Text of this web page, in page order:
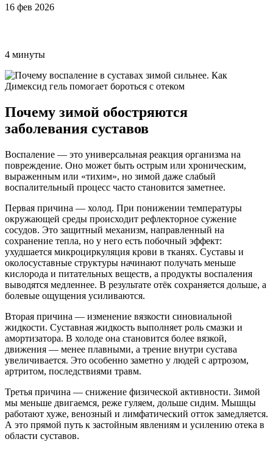
16 фев 2026
4 минуты
Почему зимой обостряются
заболевания суставов
Воспаление — это универсальная реакция организма на
повреждение. Оно может быть острым или хроническим,
выраженным или «тихим», но зимой даже слабый
воспалительный процесс часто становится заметнее.
Первая причина — холод. При понижении температуры
окружающей среды происходит рефлекторное сужение
сосудов. Это защитный механизм, направленный на
сохранение тепла, но у него есть побочный эффект:
ухудшается микроциркуляция крови в тканях. Суставы и
околосуставные структуры начинают получать меньше
кислорода и питательных веществ, а продукты воспаления
выводятся медленнее. В результате отёк сохраняется дольше, а
болевые ощущения усиливаются.
Вторая причина — изменение вязкости синовиальной
жидкости. Суставная жидкость выполняет роль смазки и
амортизатора. В холоде она становится более вязкой,
движения — менее плавными, а трение внутри сустава
увеличивается. Это особенно заметно у людей с артрозом,
артритом, последствиями травм.
Третья причина — снижение физической активности. Зимой
мы меньше двигаемся, реже гуляем, дольше сидим. Мышцы
работают хуже, венозный и лимфатический отток замедляется.
А это прямой путь к застойным явлениям и усилению отека в
области суставов.